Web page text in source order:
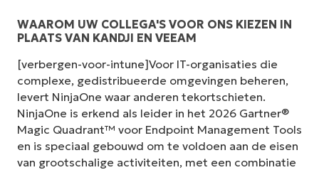
WAAROM UW COLLEGA'S VOOR ONS KIEZEN IN
PLAATS VAN KANDJI EN VEEAM
[verbergen-voor-intune]Voor IT-organisaties die
complexe, gedistribueerde omgevingen beheren,
levert NinjaOne waar anderen tekortschieten.
NinjaOne is erkend als leider in het 2026 Gartner®
Magic Quadrant™ voor Endpoint Management Tools
en is speciaal gebouwd om te voldoen aan de eisen
van grootschalige activiteiten, met een combinatie